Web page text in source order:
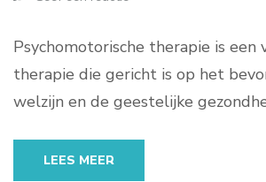
Psychomotorische therapie is een
therapie die gericht is op het
welzijn en de geestelijke
LEES MEER